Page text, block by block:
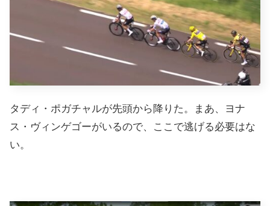
タディ・ポガチャルが先頭から降りた。まあ、ヨナ
ス・ヴィンゲゴーがいるので、ここで逃げる必要はな
い。